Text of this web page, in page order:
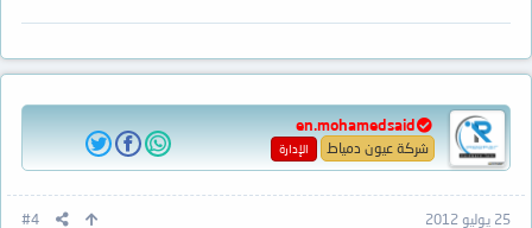
en.mohamedsaid
شركة عيون دمياط الإدارة
25 يوليو 2012 #4